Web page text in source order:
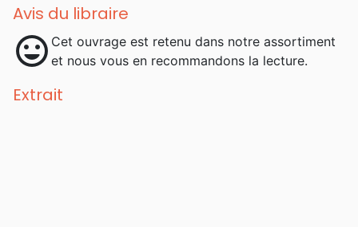
Avis du libraire
mood Cet ouvrage est retenu dans notre assortiment
et nous vous en recommandons la lecture.
Extrait